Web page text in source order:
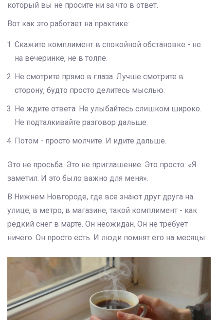
который вы не просите ни за что в ответ.
Вот как это работает на практике:
Скажите комплимент в спокойной обстановке - не
на вечеринке, не в толпе.
Не смотрите прямо в глаза. Лучше смотрите в
сторону, будто просто делитесь мыслью.
Не ждите ответа. Не улыбайтесь слишком широко.
Не подталкивайте разговор дальше.
Потом - просто молчите. И идите дальше.
Это не просьба. Это не приглашение. Это просто: «Я
заметил. И это было важно для меня».
В Нижнем Новгороде, где все знают друг друга на
улице, в метро, в магазине, такой комплимент - как
редкий снег в марте. Он неожидан. Он не требует
ничего. Он просто есть. И люди помнят его на месяцы.